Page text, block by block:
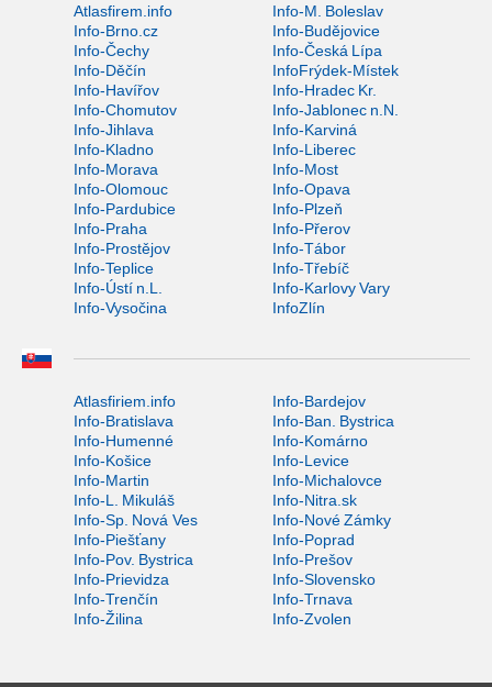
Atlasfirem.info
Info-M. Boleslav
Info-Brno.cz
Info-Budějovice
Info-Čechy
Info-Česká Lípa
Info-Děčín
InfoFrýdek-Místek
Info-Havířov
Info-Hradec Kr.
Info-Chomutov
Info-Jablonec n.N.
Info-Jihlava
Info-Karviná
Info-Kladno
Info-Liberec
Info-Morava
Info-Most
Info-Olomouc
Info-Opava
Info-Pardubice
Info-Plzeň
Info-Praha
Info-Přerov
Info-Prostějov
Info-Tábor
Info-Teplice
Info-Třebíč
Info-Ústí n.L.
Info-Karlovy Vary
Info-Vysočina
InfoZlín
Atlasfiriem.info
Info-Bardejov
Info-Bratislava
Info-Ban. Bystrica
Info-Humenné
Info-Komárno
Info-Košice
Info-Levice
Info-Martin
Info-Michalovce
Info-L. Mikuláš
Info-Nitra.sk
Info-Sp. Nová Ves
Info-Nové Zámky
Info-Piešťany
Info-Poprad
Info-Pov. Bystrica
Info-Prešov
Info-Prievidza
Info-Slovensko
Info-Trenčín
Info-Trnava
Info-Žilina
Info-Zvolen